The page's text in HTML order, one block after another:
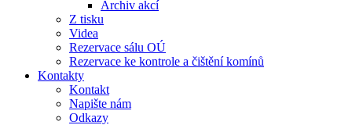
Archiv akcí
Z tisku
Videa
Rezervace sálu OÚ
Rezervace ke kontrole a čištění komínů
Kontakty
Kontakt
Napište nám
Odkazy